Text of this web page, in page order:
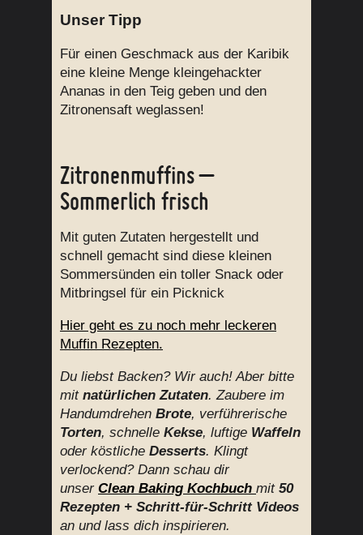
Unser Tipp
Für einen Geschmack aus der Karibik
eine kleine Menge kleingehackter
Ananas in den Teig geben und den
Zitronensaft weglassen!
Zitronenmuffins –
Sommerlich frisch
Mit guten Zutaten hergestellt und
schnell gemacht sind diese kleinen
Sommersünden ein toller Snack oder
Mitbringsel für ein Picknick
Hier geht es zu noch mehr leckeren
Muffin Rezepten.
Du liebst Backen? Wir auch! Aber bitte
mit natürlichen Zutaten. Zaubere im
Handumdrehen Brote, verführerische
Torten, schnelle Kekse, luftige Waffeln
oder köstliche Desserts. Klingt
verlockend? Dann schau dir
unser Clean Baking Kochbuch mit50
Rezepten + Schritt-für-Schritt Videos
an und lass dich inspirieren.